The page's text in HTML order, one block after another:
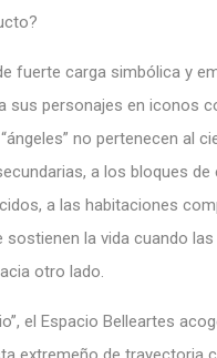
fuerte carga simbólica y
sus personajes en iconos
no pertenecen al
a los bloques de
a las habitaciones
sostienen la vida cuando
otro lado.
el Espacio Belleartes